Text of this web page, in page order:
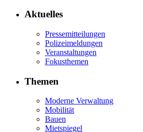
Aktuelles
Pressemitteilungen
Polizeimeldungen
Veranstaltungen
Fokusthemen
Themen
Moderne Verwaltung
Mobilität
Bauen
Mietspiegel